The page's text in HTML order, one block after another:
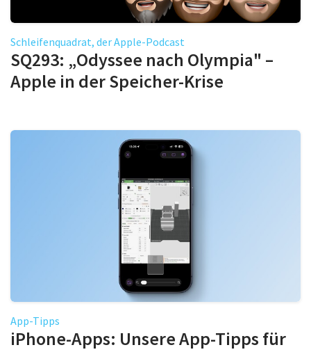
Schleifenquadrat, der Apple-Podcast
SQ293: „Odyssee nach Olympia" –
Apple in der Speicher-Krise
App-Tipps
iPhone-Apps: Unsere App-Tipps für